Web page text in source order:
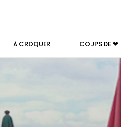
À CROQUER COUPS DE ❤